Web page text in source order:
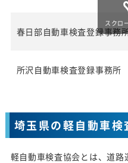
春日部自動車検査登録事務
所沢自動車検査登録事務所
スクロ
埼玉県の軽自動車検
軽自動車検査協会とは、道